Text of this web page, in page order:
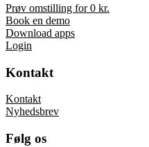
Prøv omstilling for 0 kr.
Book en demo
Download apps
Login
Kontakt
Kontakt
Nyhedsbrev
Følg os